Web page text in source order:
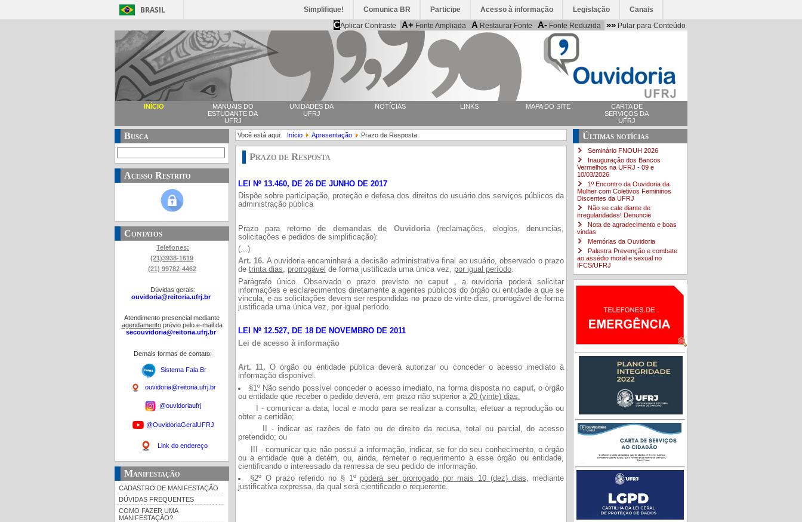
BRASIL Simplifique! Comunica BR Participe Acesso à informação Legislação Canais
CAplicar Contraste A+ Fonte Ampliada A Restaurar Fonte A- Fonte Reduzida »» Pular para Conteúdo
INÍCIO
MANUAIS DO
ESTUDANTE DA
UFRJ
UNIDADES DA
UFRJ
NOTÍCIAS LINKS MAPA DO SITE
CARTA DE
SERVIÇOS DA
UFRJ
Busca
Acesso Restrito
Contatos
Telefones:
(21)3938-1619
(21) 99782-4462
Dúvidas gerais:
ouvidoria@reitoria.ufrj.br
Atendimento presencial mediante
agendamentoprévio pelo e-mail da
secouvidoria@reitoria.ufrj.br
Demais formas de contato:
Sistema Fala.Br
ouvidoria@reitoria.ufrj.br
@ouvidoriaufrj
@OuvidoriaGeralUFRJ
Link do endereço
Manifestação
CADASTRO DE MANIFESTAÇÃO
DÚVIDAS FREQUENTES
COMO FAZER UMA
MANIFESTAÇÃO?
Você está aqui: Início Apresentação Prazo de Resposta
Prazo de Resposta
LEI Nº 13.460, DE 26 DE JUNHO DE 2017
Dispõe sobre participação, proteção e defesa dos direitos do usuário dos serviços públicos da
administração pública
Prazo para retorno de demandas de Ouvidoria(reclamações, elogios, denuncias,
solicitações e pedidos de simplificação):
(...)
Art. 16. A ouvidoria encaminhará a decisão administrativa final ao usuário, observado o prazo
de trinta dias, prorrogável de forma justificada uma única vez, por igual período.
Parágrafo único. Observado o prazo previsto nocaput
, a ouvidoria poderá solicitar
informações e esclarecimentos diretamente a agentes públicos do órgão ou entidade a que se
vincula, e as solicitações devem ser respondidas no prazo de vinte dias, prorrogável de forma
justificada uma única vez, por igual período.
LEI Nº 12.527, DE 18 DE NOVEMBRO DE 2011
Lei de acesso à informação
Art. 11. O órgão ou entidade pública deverá autorizar ou conceder o acesso imediato à
informação disponível.
§1º Não sendo possível conceder o acesso imediato, na forma disposta no caput, o órgão
ou entidade que receber o pedido deverá, em prazo não superior a 20 (vinte) dias.
I - comunicar a data, local e modo para se realizar a consulta, efetuar a reprodução ou
obter a certidão;
II - indicar as razões de fato ou de direito da recusa, total ou parcial, do acesso
pretendido; ou
III - comunicar que não possui a informação, indicar, se for do seu conhecimento, o órgão
ou a entidade que a detém, ou, ainda, remeter o requerimento a esse órgão ou entidade,
cientificando o interessado da remessa de seu pedido de informação.
§2º O prazo referido no § 1º poderá ser prorrogado por mais 10 (dez) dias, mediante
justificativa expressa, da qual será cientificado o requerente.
Últimas notícias
Seminário FNOUH 2026
Inauguração dos Bancos
Vermelhos na UFRJ - 09 e
10/03/2026
1º Encontro da Ouvidoria da
Mulher com Coletivos Femininos
Discentes da UFRJ
Não se cale diante de
irregularidades! Denuncie
Nota de agradecimento e boas
vindas
Memórias da Ouvidoria
Palestra Prevenção e combate
ao assédio moral e sexual no
IFCS/UFRJ